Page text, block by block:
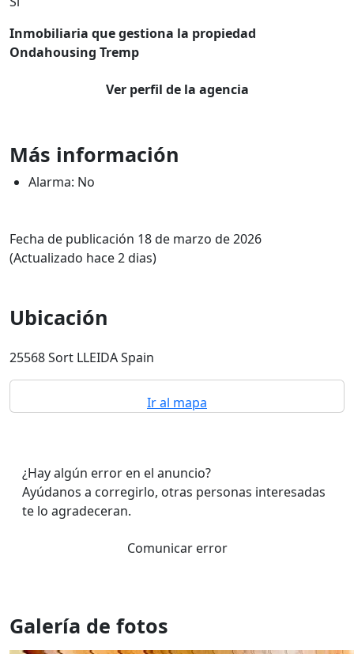
Inmobiliaria que gestiona la propiedad
Ondahousing Tremp
Ver perfil de la agencia
Más información
Alarma: No
Fecha de publicación 18 de marzo de 2026
(Actualizado hace 2 dias)
Ubicación
25568 Sort LLEIDA Spain
Ir al mapa
¿Hay algún error en el anuncio?
Ayúdanos a corregirlo, otras personas interesadas
te lo agradeceran.
Comunicar error
Galería de fotos